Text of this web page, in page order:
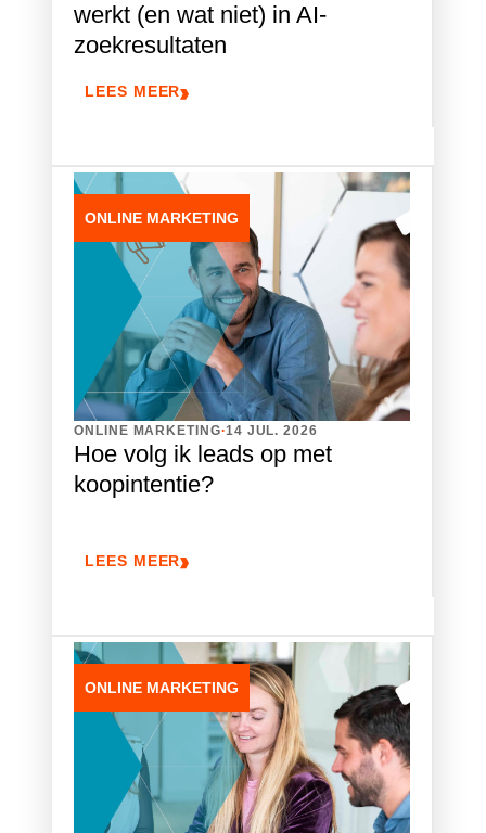
werkt (en wat niet) in AI-
zoekresultaten
LEES MEER
ONLINE MARKETING
ONLINE MARKETING.14 JUL. 2026
Hoe volg ik leads op met
koopintentie?
LEES MEER
ONLINE MARKETING